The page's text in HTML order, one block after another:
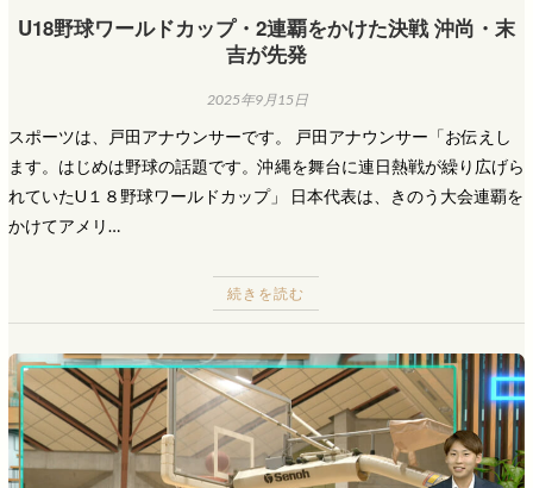
U18野球ワールドカップ・2連覇をかけた決戦 沖尚・末
吉が先発
2025年9月15日
スポーツは、戸田アナウンサーです。 戸田アナウンサー「お伝えし
ます。はじめは野球の話題です。沖縄を舞台に連日熱戦が繰り広げら
れていたU１８野球ワールドカップ」 日本代表は、きのう大会連覇を
かけてアメリ…
続きを読む